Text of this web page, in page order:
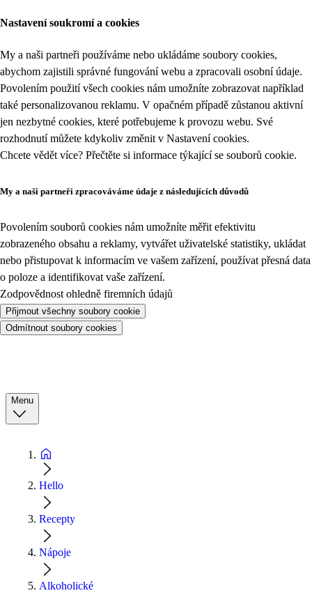
Nastavení soukromí a cookies
My a naši partneři používáme nebo ukládáme soubory cookies,
abychom zajistili správné fungování webu a zpracovali osobní údaje.
Povolením použití všech cookies nám umožníte zobrazovat například
také personalizovanou reklamu. V opačném případě zůstanou aktivní
jen nezbytné cookies, které potřebujeme k provozu webu. Své
rozhodnutí můžete kdykoliv změnit v Nastavení cookies.
Chcete vědět více? Přečtěte si informace týkající se souborů cookie.
My a naši partneři zpracováváme údaje z následujících důvodů
Povolením souborů cookies nám umožníte měřit efektivitu
zobrazeného obsahu a reklamy, vytvářet uživatelské statistiky, ukládat
nebo přistupovat k informacím ve vašem zařízení, používat přesná data
o poloze a identifikovat vaše zařízení.
Zodpovědnost ohledně firemních údajů
Přijmout všechny soubory cookie
Odmítnout soubory cookies
Menu
Hello
Recepty
Nápoje
Alkoholické